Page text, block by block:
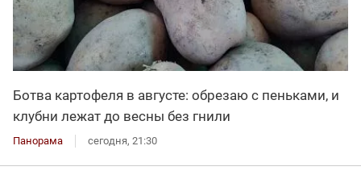
Ботва картофеля в августе: обрезаю с пеньками, и
клубни лежат до весны без гнили
Панорама сегодня, 21:30